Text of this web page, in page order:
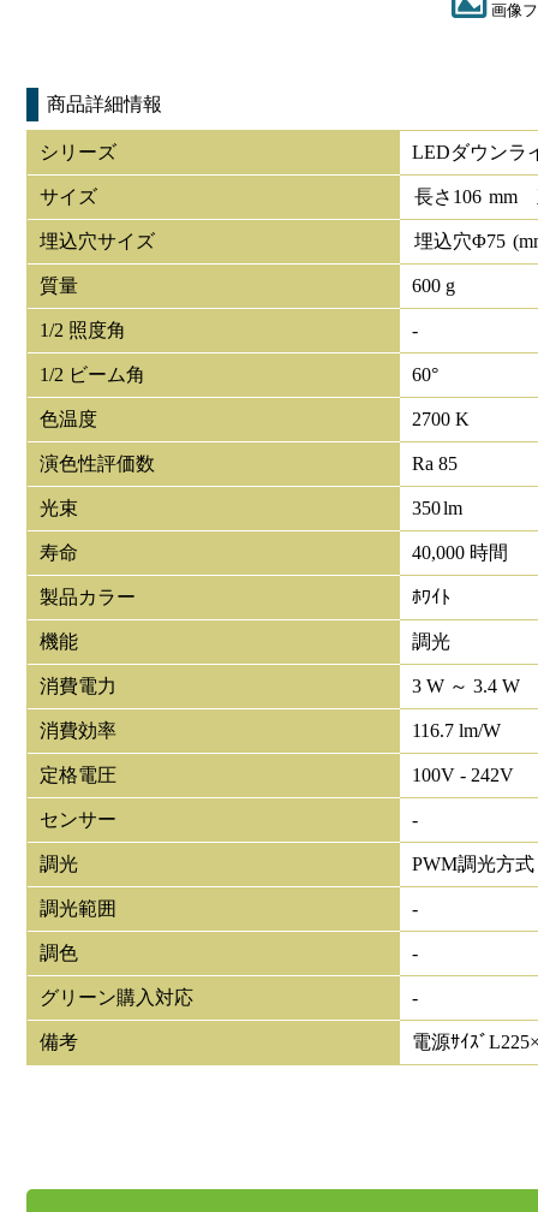
画像
商品詳細情報
シリーズ LEDダウンラ
サイズ 長さ 106 mm
埋込穴サイズ 埋込穴Φ75
質量 600 g
1/2 照度角 -
1/2 ビーム角 60°
色温度 2700 K
演色性評価数 Ra 85
光束 350lm
寿命 40,000 時間
製品カラー ﾎﾜｲﾄ
機能 調光
消費電力 3 W ～ 3.4 W
消費効率 116.7 lm/W
定格電圧 100V - 242V
センサー -
調光 PWM調光方式
調光範囲 -
調色 -
グリーン購入対応 -
備考 電源ｻｲｽﾞ